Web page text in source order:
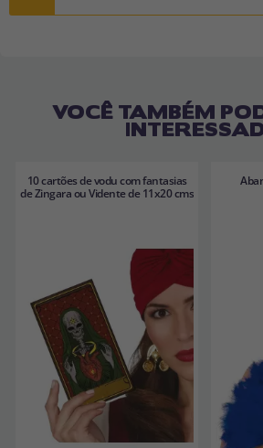
VOCÊ TAMBÉM
10 cartões de vodu com fantasias
de Zingara ou Vidente de 11x20 cms